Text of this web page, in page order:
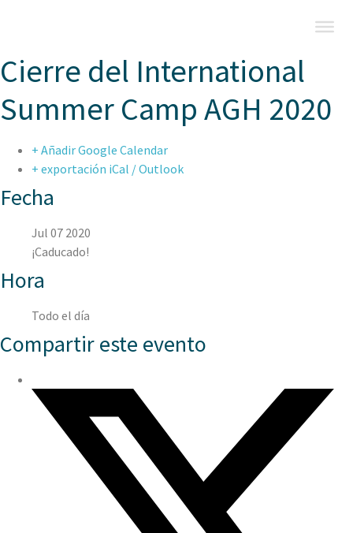
Cierre del International
Summer Camp AGH 2020
+ Añadir Google Calendar
+ exportación iCal / Outlook
Fecha
Jul 07 2020
¡Caducado!
Hora
Todo el día
Compartir este evento